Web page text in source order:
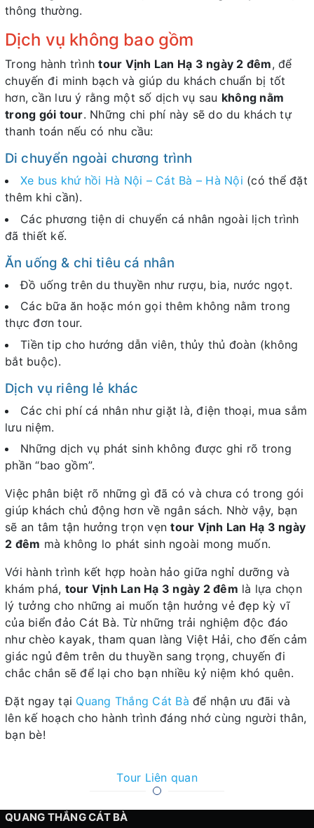
thông thường.
Dịch vụ không bao gồm
Trong hành trìnhtour Vịnh Lan Hạ 3 ngày 2 đêm, để
chuyến đi minh bạch và giúp du khách chuẩn bị tốt
hơn, cần lưu ý rằng một số dịch vụ sau không nằm
trong gói tour. Những chi phí này sẽ do du khách tự
thanh toán nếu có nhu cầu:
Di chuyển ngoài chương trình
Xe bus khứ hồi Hà Nội – Cát Bà – Hà Nội (có thể đặt
thêm khi cần).
Các phương tiện di chuyển cá nhân ngoài lịch trình
đã thiết kế.
Ăn uống & chi tiêu cá nhân
Đồ uống trên du thuyền như rượu, bia, nước ngọt.
Các bữa ăn hoặc món gọi thêm không nằm trong
thực đơn tour.
Tiền tip cho hướng dẫn viên, thủy thủ đoàn (không
bắt buộc).
Dịch vụ riêng lẻ khác
Các chi phí cá nhân như giặt là, điện thoại, mua sắm
lưu niệm.
Những dịch vụ phát sinh không được ghi rõ trong
phần “bao gồm”.
Việc phân biệt rõ những gì đã có và chưa có trong gói
giúp khách chủ động hơn về ngân sách. Nhờ vậy, bạn
sẽ an tâm tận hưởng trọn vẹntour Vịnh Lan Hạ 3 ngày
2 đêm mà không lo phát sinh ngoài mong muốn.
Với hành trình kết hợp hoàn hảo giữa nghỉ dưỡng và
khám phá, tour Vịnh Lan Hạ 3 ngày 2 đêm là lựa chọn
lý tưởng cho những ai muốn tận hưởng vẻ đẹp kỳ vĩ
của biển đảo Cát Bà. Từ những trải nghiệm độc đáo
như chèo kayak, tham quan làng Việt Hải, cho đến cảm
giác ngủ đêm trên du thuyền sang trọng, chuyến đi
chắc chắn sẽ để lại cho bạn nhiều kỷ niệm khó quên.
Đặt ngay tại Quang Thắng Cát Bà để nhận ưu đãi và
lên kế hoạch cho hành trình đáng nhớ cùng người thân,
bạn bè!
Tour Liên quan
QUANG THẮNG CÁT BÀ